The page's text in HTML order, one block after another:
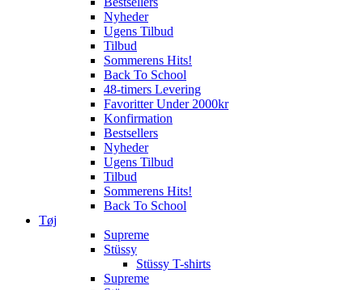
Nyheder
Ugens Tilbud
Tilbud
Sommerens Hits!
Back To School
48-timers Levering
Favoritter Under 2000kr
Konfirmation
Bestsellers
Nyheder
Ugens Tilbud
Tilbud
Sommerens Hits!
Back To School
Tøj
Supreme
Stüssy
Stüssy T-shirts
Supreme